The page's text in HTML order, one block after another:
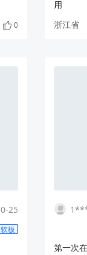
0
用
浙江省
25
板
第一次